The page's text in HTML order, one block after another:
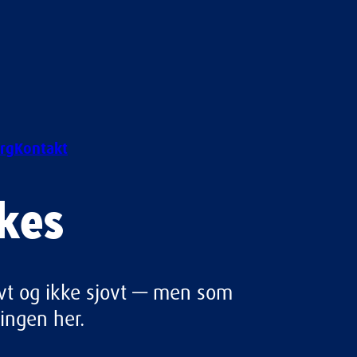
Kontakt
og ikke sjovt — men som
her.